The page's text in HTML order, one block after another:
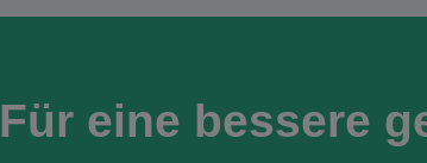
Für eine bessere